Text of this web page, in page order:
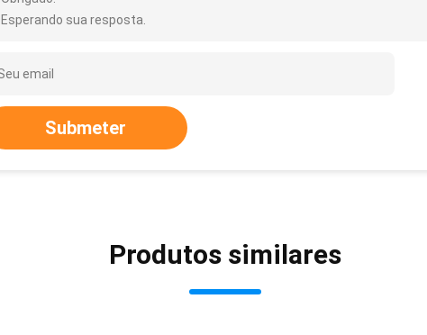
Esperando sua resposta.
Submeter
Produtos similares